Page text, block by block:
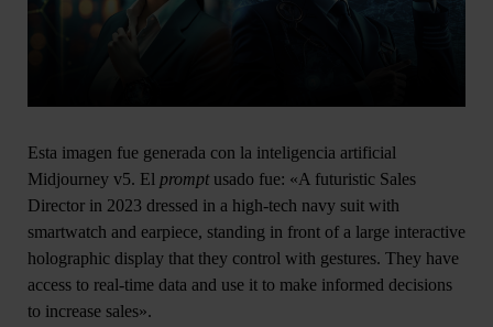
Esta imagen fue generada con la inteligencia artificial
Midjourney v5. El promptusado fue: «A futuristic Sales
Director in 2023 dressed in a high-tech navy suit with
smartwatch and earpiece, standing in front of a large interactive
holographic display that they control with gestures. They have
access to real-time data and use it to make informed decisions
to increase sales».